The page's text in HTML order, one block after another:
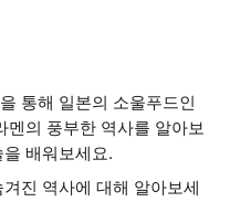
통해 일본의 소울푸드인
멘의 풍부한 역사를 알아보
배워보세요.
진 역사에 대해 알아보세